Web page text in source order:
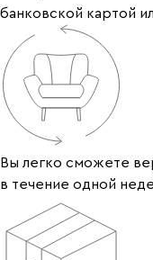
банковской картой
Вы легко сможете
в течение одной